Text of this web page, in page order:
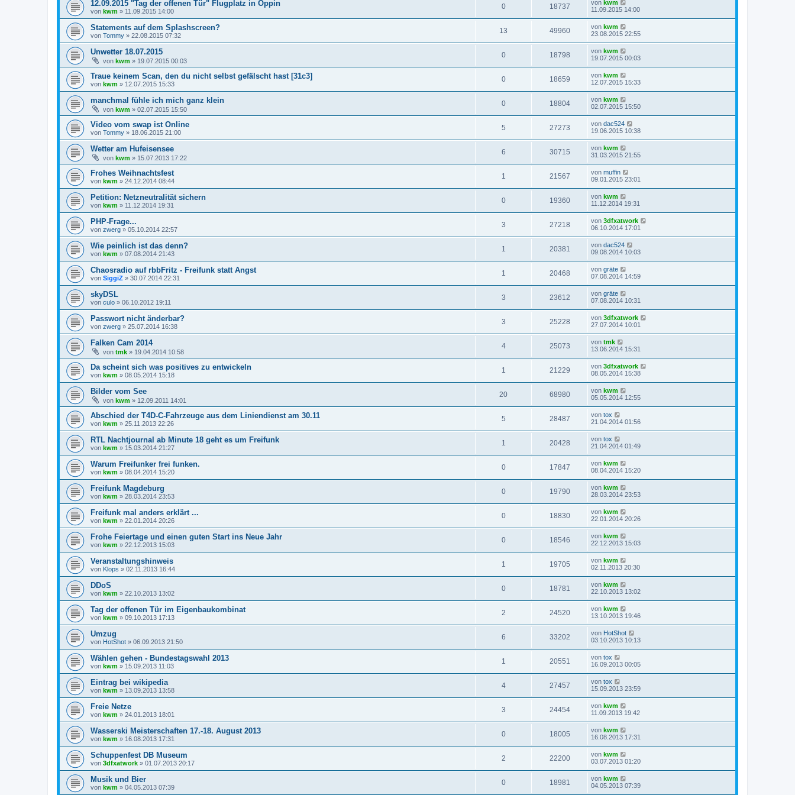
12.09.2015 "Tag der offenen Tür" Flugplatz in Oppin
von kwm » 11.09.2015 14:00
0 18737 von kwm
11.09.2015 14:00
Statements auf dem Splashscreen?
von Tommy » 22.08.2015 07:32
13 49960 von kwm
23.08.2015 22:55
Unwetter 18.07.2015
von kwm » 19.07.2015 00:03
0 18798 von kwm
19.07.2015 00:03
Traue keinem Scan, den du nicht selbst gefälscht hast [31c3]
von kwm » 12.07.2015 15:33
0 18659 von kwm
12.07.2015 15:33
manchmal fühle ich mich ganz klein
von kwm » 02.07.2015 15:50
0 18804 von kwm
02.07.2015 15:50
Video vom swap ist Online
von Tommy » 18.06.2015 21:00
5 27273 von dac524
19.06.2015 10:38
Wetter am Hufeisensee
von kwm » 15.07.2013 17:22
6 30715 von kwm
31.03.2015 21:55
Frohes Weihnachtsfest
von kwm » 24.12.2014 08:44
1 21567 von muffin
09.01.2015 23:01
Petition: Netzneutralität sichern
von kwm » 11.12.2014 19:31
0 19360 von kwm
11.12.2014 19:31
PHP-Frage...
von zwerg » 05.10.2014 22:57
3 27218 von 3dfxatwork
06.10.2014 17:01
Wie peinlich ist das denn?
von kwm » 07.08.2014 21:43
1 20381 von dac524
09.08.2014 10:03
Chaosradio auf rbbFritz - Freifunk statt Angst
von SiggiZ » 30.07.2014 22:31
1 20468 von gräte
07.08.2014 14:59
skyDSL
von culo » 06.10.2012 19:11
3 23612 von gräte
07.08.2014 10:31
Passwort nicht änderbar?
von zwerg » 25.07.2014 16:38
3 25228 von 3dfxatwork
27.07.2014 10:01
Falken Cam 2014
von tmk » 19.04.2014 10:58
4 25073 von tmk
13.06.2014 15:31
Da scheint sich was positives zu entwickeln
von kwm » 08.05.2014 15:18
1 21229 von 3dfxatwork
08.05.2014 15:38
Bilder vom See
von kwm » 12.09.2011 14:01
20 68980 von kwm
05.05.2014 12:55
Abschied der T4D-C-Fahrzeuge aus dem Liniendienst am 30.11
von kwm » 25.11.2013 22:26
5 28487 von tox
21.04.2014 01:56
RTL Nachtjournal ab Minute 18 geht es um Freifunk
von kwm » 15.03.2014 21:27
1 20428 von tox
21.04.2014 01:49
Warum Freifunker frei funken.
von kwm » 08.04.2014 15:20
0 17847 von kwm
08.04.2014 15:20
Freifunk Magdeburg
von kwm » 28.03.2014 23:53
0 19790 von kwm
28.03.2014 23:53
Freifunk mal anders erklärt ...
von kwm » 22.01.2014 20:26
0 18830 von kwm
22.01.2014 20:26
Frohe Feiertage und einen guten Start ins Neue Jahr
von kwm » 22.12.2013 15:03
0 18546 von kwm
22.12.2013 15:03
Veranstaltungshinweis
von Klops » 02.11.2013 16:44
1 19705 von kwm
02.11.2013 20:30
DDoS
von kwm » 22.10.2013 13:02
0 18781 von kwm
22.10.2013 13:02
Tag der offenen Tür im Eigenbaukombinat
von kwm » 09.10.2013 17:13
2 24520 von kwm
13.10.2013 19:46
Umzug
von HotShot » 06.09.2013 21:50
6 33202 von HotShot
03.10.2013 10:13
Wählen gehen - Bundestagswahl 2013
von kwm » 15.09.2013 11:03
1 20551 von tox
16.09.2013 00:05
Eintrag bei wikipedia
von kwm » 13.09.2013 13:58
4 27457 von tox
15.09.2013 23:59
Freie Netze
von kwm » 24.01.2013 18:01
3 24454 von kwm
11.09.2013 19:42
Wasserski Meisterschaften 17.-18. August 2013
von kwm » 16.08.2013 17:31
0 18005 von kwm
16.08.2013 17:31
Schuppenfest DB Museum
von 3dfxatwork » 01.07.2013 20:17
2 22200 von kwm
03.07.2013 01:20
Musik und Bier
von kwm » 04.05.2013 07:39
0 18981 von kwm
04.05.2013 07:39